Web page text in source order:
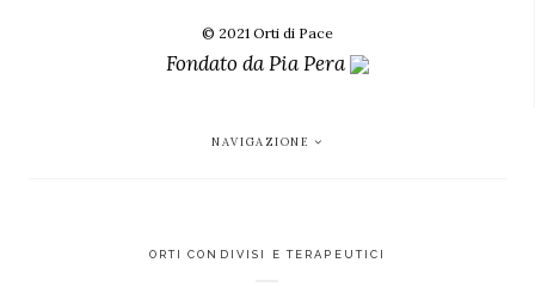
© 2021 Orti di Pace
Fondato daPia Pera
NAVIGAZIONE
ORTI CONDIVISI E TERAPEUTICI